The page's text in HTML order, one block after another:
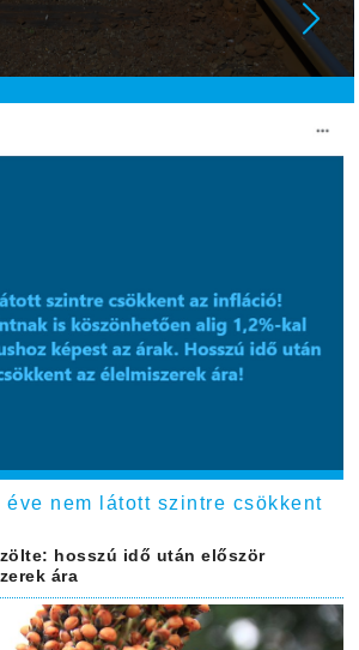
éve nem látott szintre csökkent
hosszú idő után először
ára